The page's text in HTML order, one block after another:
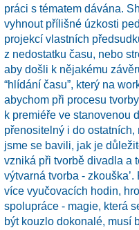
práci s tématem dávána.
vyhnout přílišné úzkosti
projekcí vlastních
z nedostatku času, nebo
aby došli k nějakému
“hlídání času”, který na
abychom při procesu
k premiéře ve stanovenou
přenositelný i do
jsme se bavili, jak je
vzniká při tvorbě divadla a
výtvarná tvorba -
více vyučovacích hodin,
spolupráce - magie, která
být kouzlo dokonalé, musí